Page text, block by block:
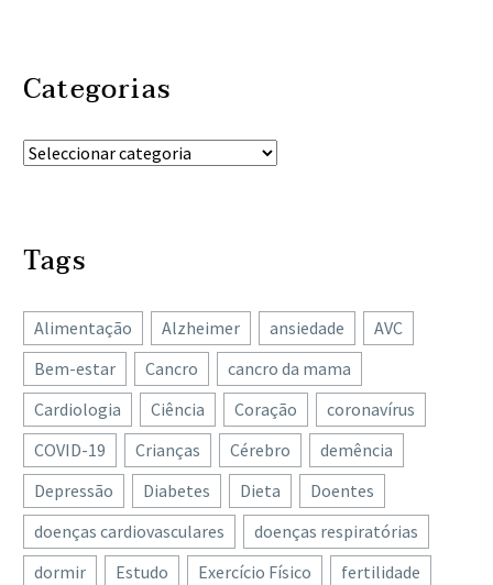
Categorias
Tags
Alimentação Alzheimer ansiedade
AVC
Bem-estar
Cancro
cancro da mama
Cardiologia
Ciência Coração
coronavírus
COVID-19
Crianças Cérebro
demência
Depressão
Diabetes Dieta
Doentes
doenças cardiovasculares
doenças respiratórias
dormir
Estudo Exercício Físico
fertilidade